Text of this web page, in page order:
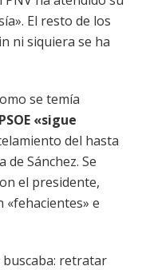
El resto de los
ni siquiera se ha
se temía
«sigue
del hasta
de Sánchez. Se
el presidente,
«fehacientes» e
buscaba: retratar